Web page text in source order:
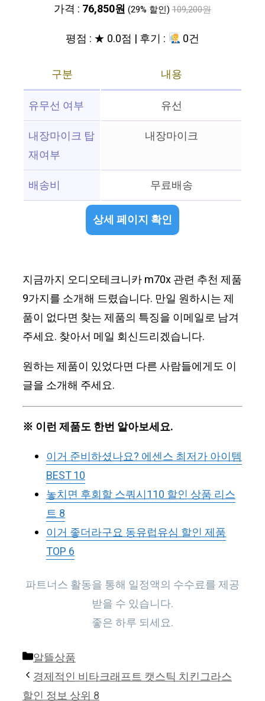
가격 : 76,850원 (29% 할인) 109,200원
평점 : ★ 0.0점 | 후기 : 0건
구분
내용
유무선 여부
유선
내장마이크 탑
재여부
내장마이크
배송비 무료배송
상세 페이지 확인
지금까지 오디오테크니카 m70x 관련 추천 제품
9가지를 소개해 드렸습니다. 만일 원하시는 제
품이 없다면 찾는 제품의 특징을 이메일로 남겨
주세요. 찾아서 메일 회신드리겠습니다.
원하는 제품이 있었다면 다른 사람들에게도 이
글을 소개해 주세요.
※ 이런 제품도 한번 알아보세요.
이거 준비하셨나요? 에센스 최저가 아이템
BEST 10
놓치면 후회할 스쿼시110 할인 상품 리스
트 8
이거 좋더라구요 동유럽유심 할인 제품
TOP 6
파트너스 활동을 통해 일정액의 수수료를 제공
받을 수 있습니다.
좋은 하루 되세요.
Categories
알뜰상품
경제적인 비타크래프트 캣스틱 치킨그라스
할인 정보 상위 8